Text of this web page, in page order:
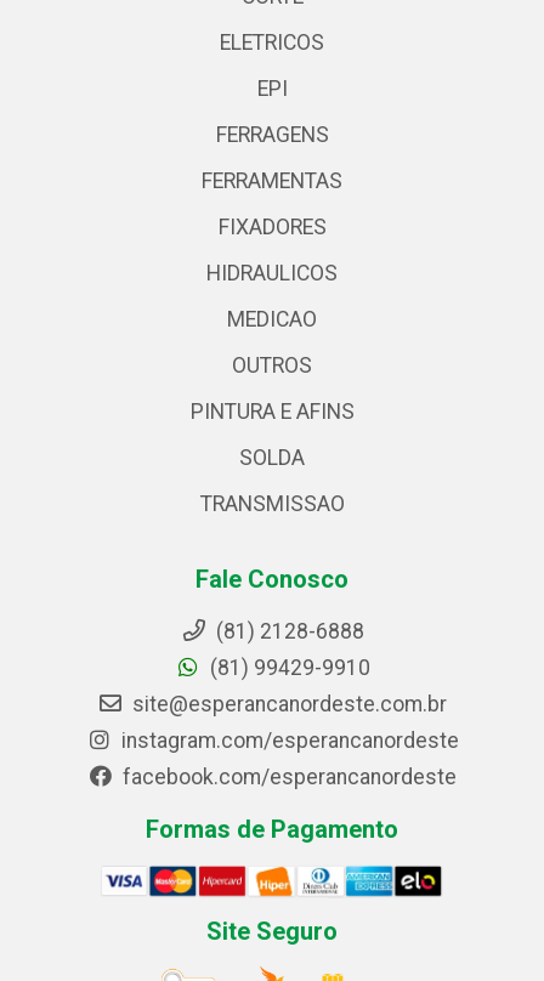
ELETRICOS
EPI
FERRAGENS
FERRAMENTAS
FIXADORES
HIDRAULICOS
MEDICAO
OUTROS
PINTURA E AFINS
SOLDA
TRANSMISSAO
Fale Conosco
(81) 2128-6888
(81) 99429-9910
site@esperancanordeste.com.br
instagram.com/esperancanordeste
facebook.com/esperancanordeste
Formas de Pagamento
Site Seguro